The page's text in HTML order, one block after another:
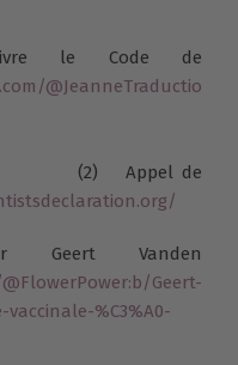
le Code de
@JeanneTraductio
de
Vanden
Geert-
%C3%A0-